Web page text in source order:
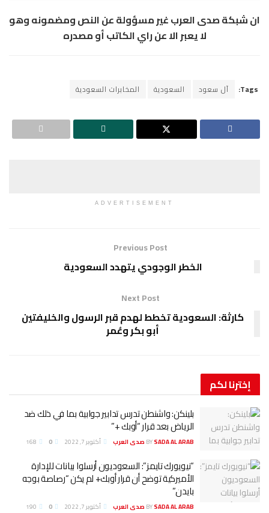
ان شبكة صدى العرب غير مسؤولة عن النص ومضمونه وهو
لا يعبر الا عن راي الكاتب أو مصدره
Tags: آل سعود السعودية المخابرات السعودية
ADVERTISEMENT
Previous Post
الخطر الوجودي يتهدد السعودية
Next Post
كارثة: السعودية تخطط لهدم قبر الرسول والخليفتين
أبو بكر وعُمر
إخترنالكم
بلينكن: واشنطن تدرس تدابير جوابية بما في ذلك ضد
الرياض بعد قرار “أوبك +”
BYSADA AL ARAB صدى العرب أكتوبر 7, 2022
“نيويورك تايمز”: السعوديون أرسلوا بيانات للإدارة
الأميركية توضح أن قرار أوبك+ لم يكن “رصاصة بوجه
بايدن”
BYSADA AL ARAB صدى العرب أكتوبر 7, 2022